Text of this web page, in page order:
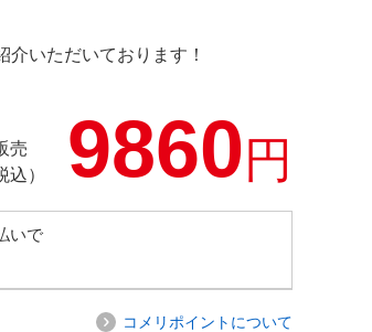
いただいております！
売
込）
9860円
いで
コメリポイントについて